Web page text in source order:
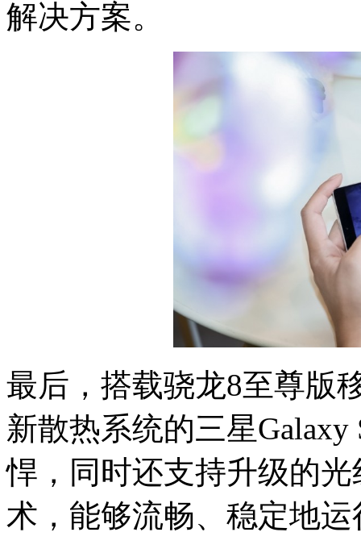
解决方案。
最后，搭载骁龙8至尊版
新散热系统的三星
悍，同时还支持升级的
术，能够流畅、稳定地